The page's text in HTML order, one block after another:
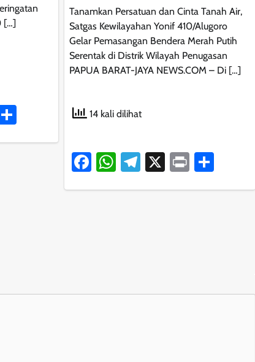
[…]
Share
Tanamkan Persatuan dan Cinta Tanah Air,
Satgas Kewilayahan Yonif 410/Alugoro
Gelar Pemasangan Bendera Merah Putih
Serentak di Distrik Wilayah Penugasan
PAPUA BARAT-JAYA NEWS.COM – Di […]
14 kali dilihat
Facebook
WhatsApp
Telegram
X PrintShare